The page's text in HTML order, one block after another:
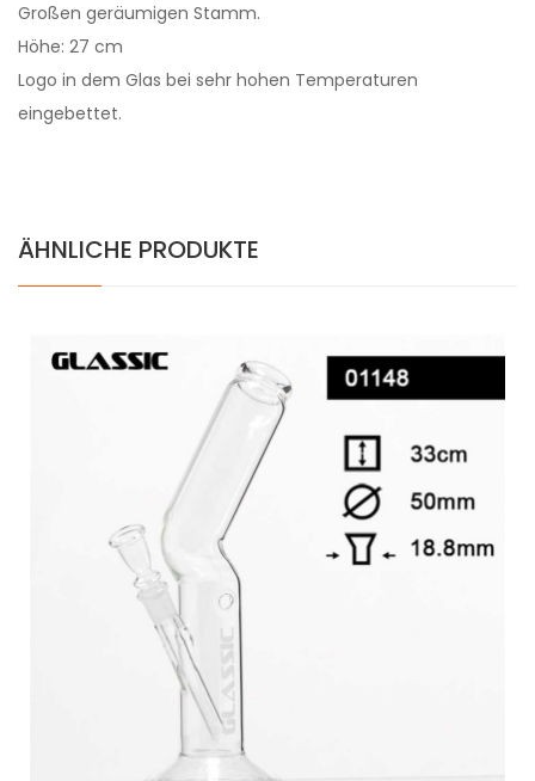
Großen geräumigen Stamm.
Höhe: 27 cm
Logo in dem Glas bei sehr hohen Temperaturen
eingebettet.
ÄHNLICHE PRODUKTE